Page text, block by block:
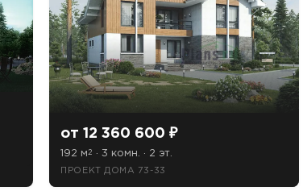
от 12 360 600 ₽
192 м2 · 3 комн. · 2 эт.
ПРОЕКТ ДОМА 73-33